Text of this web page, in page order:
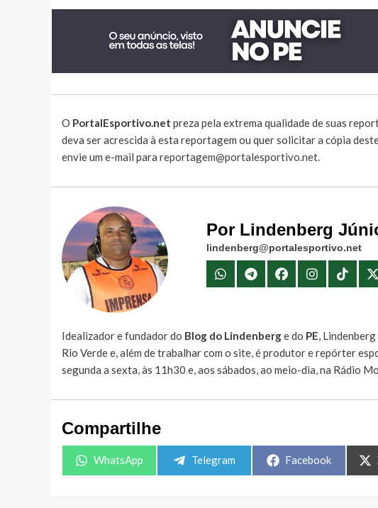
O PortalEsportivo.net preza pela extrema qualidade de suas
deva ser acrescida à esta reportagem ou quer solicitar a cópia
envie um e-mail para reportagem@portalesportivo.net.
Por Lindenberg
lindenberg@portalesportivo.net
Idealizador e fundador do Blog do Lindenberge do PE,
Rio Verde e, além de trabalhar com o site, é produtor e repórter
segunda a sexta, às 11h30 e, aos sábados, ao meio-dia, na Rádio
Compartilhe
Share
WhatsApp
Share
Telegram
Share
Facebook